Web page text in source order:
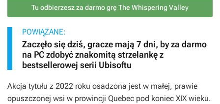
Tu odbierzesz za darmo grę The Whispering Valley
POWIĄZANE:
Zaczęło się dziś, gracze mają 7 dni, by za darmo
na PC zdobyć znakomitą strzelankę z
bestsellerowej serii Ubisoftu
Akcja tytułu z 2022 roku osadzona jest w małej, prawie
opuszczonej wsi w prowincji Quebec pod koniec XIX wieku.